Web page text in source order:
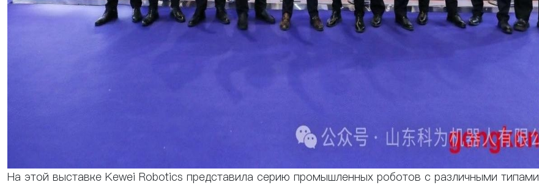
На этой выставке Kewei Robotics представила серию промышленных роботов с различными типами